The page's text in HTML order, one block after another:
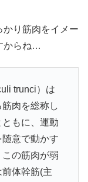
り筋肉をイメー
からね…
trunci）は
肉を総称し
もに、運動
意で動かす
の筋肉が弱
体幹筋(主